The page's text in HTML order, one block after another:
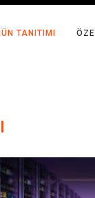
TANITIMI